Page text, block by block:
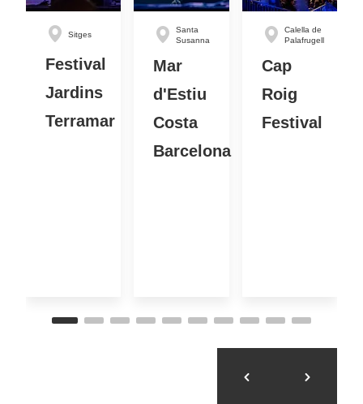
Sitges
Festival
Jardins
Terramar
Santa
Susanna
Mar
d'Estiu
Costa
Barcelona
Calella de
Palafrugell
Cap
Roig
Festival